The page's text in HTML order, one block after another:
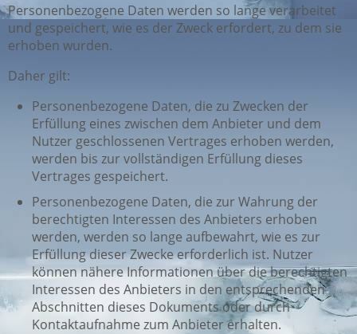
Personenbezogene Daten werden so lange verarbeitet
und gespeichert, wie es der Zweck erfordert, zu dem sie
erhoben wurden.
Daher gilt:
Personenbezogene Daten, die zu Zwecken der
Erfüllung eines zwischen dem Anbieter und dem
Nutzer geschlossenen Vertrages erhoben werden,
werden bis zur vollständigen Erfüllung dieses
Vertrages gespeichert.
Personenbezogene Daten, die zur Wahrung der
berechtigten Interessen des Anbieters erhoben
werden, werden so lange aufbewahrt, wie es zur
Erfüllung dieser Zwecke erforderlich ist. Nutzer
können nähere Informationen über die berechtigten
Interessen des Anbieters in den entsprechenden
Abschnitten dieses Dokuments oder durch
Kontaktaufnahme zum Anbieter erhalten.